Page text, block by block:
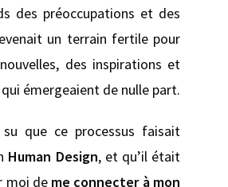
des préoccupations et des
un terrain fertile pour
des inspirations et
émergeaient de nulle part.
su que ce processus faisait
Human Design, et qu’il était
moi de me connecter à mon